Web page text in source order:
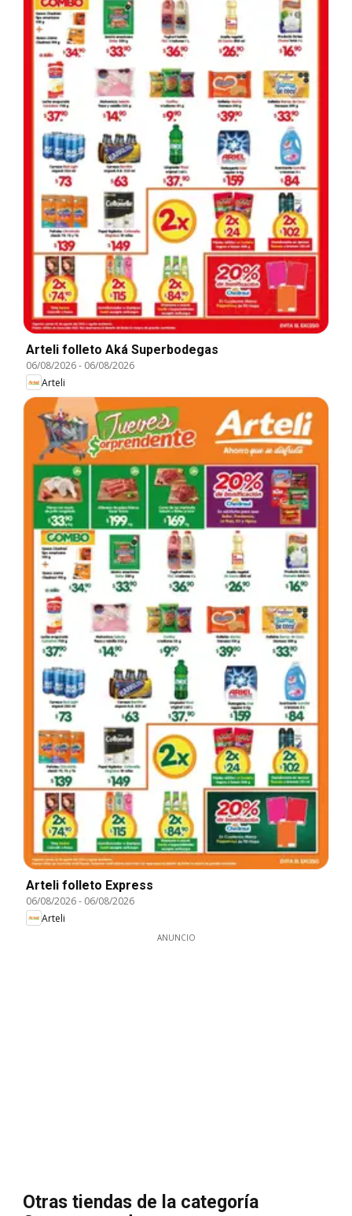
Arteli folleto Aká Superbodegas
06/08/2026- 06/08/2026
Arteli
Arteli folleto Express
06/08/2026- 06/08/2026
Arteli
ANUNCIO
Otras tiendas de la categoría